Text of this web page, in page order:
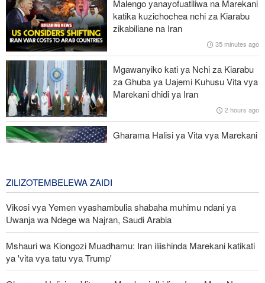
amkabili Hegseth kuhusu uhaba wa silaha
Kituo kikubwa zaidi cha matibabu ya Ebola DRC huku
maambukizi yakienea
Interpol: Akili Mnemba (AI) inatumika katika 55% ya uhalifu wa
mtandaoni barani Afrika
Ruto asema serikali imetekeleza ahadi ilizowapa Waislamu wa
Kenya
Malengo yanayofuatiliwa na Marekani
katika kuzichochea nchi za Kiarabu
zikabiliane na Iran
35 minutes ago
Mgawanyiko kati ya Nchi za Kiarabu
za Ghuba ya Uajemi Kuhusu Vita vya
Marekani dhidi ya Iran
2 hours ago
Gharama Halisi ya Vita vya Marekani
ZILIZOTEMBELEWA ZAIDI
Vikosi vya Yemen vyashambulia shabaha muhimu ndani ya
Uwanja wa Ndege wa Najran, Saudi Arabia
Mshauri wa Kiongozi Muadhamu: Iran iliishinda Marekani katikati
ya 'vita vya tatu vya Trump'